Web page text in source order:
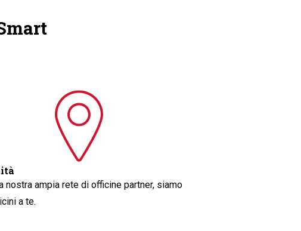
nostra ampia rete di officine partner, siamo
a te.